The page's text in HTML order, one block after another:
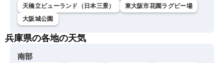
天橋立ビューランド（日本三景）
東大阪市花園ラグビー場
大阪城公園
兵庫県の各地の天気
南部